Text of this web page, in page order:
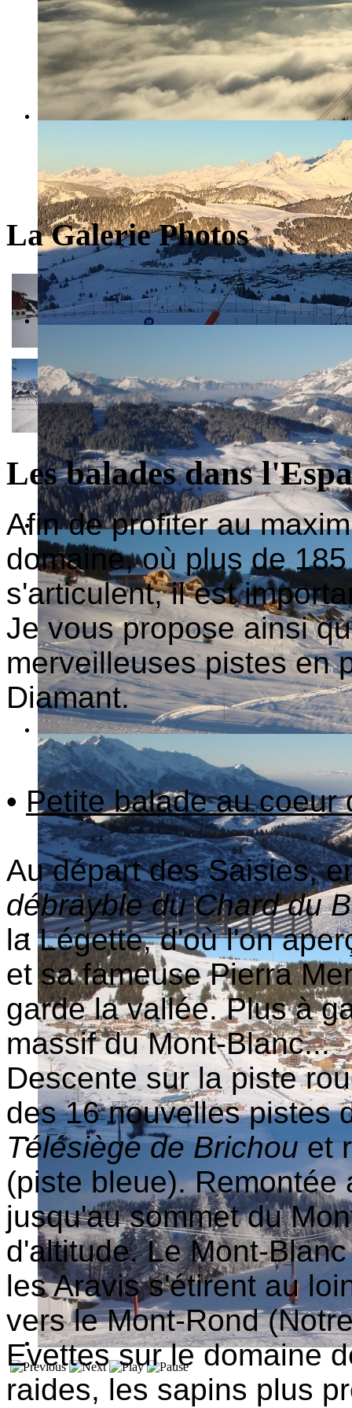
La Galerie Photos
Les balades dans
Afin de profiter au
domaine, où plus de
s'articulent, il est
Je vous propose ainsi
merveilleuses pistes en
Diamant.
• Petite balade au coeur
Au départ des Saisies,
débrayble du Chard du
la Légette, d'où l'on
et sa fameuse Pierra
garde la vallée. Plus à
massif du Mont-Blanc...
Descente sur la piste
des 16 nouvelles pistes
Télésiège de Brichouet
(piste bleue).
jusqu'au sommet du
d'altitude. Le Mont-
les Aravis s'étirent au
vers le Mont-Rond
Evettes sur le domaine
raides, les sapins plus